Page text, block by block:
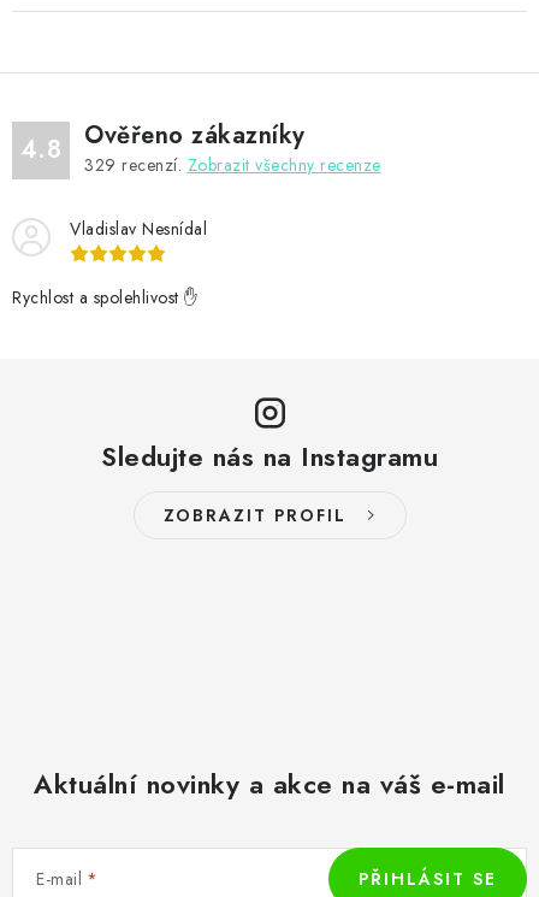
4.8 Ověřeno zákazníky
329 recenzí. Zobrazit všechny recenze
Vladislav Nesnídal
Rychlost a spolehlivost ✋
Sledujte nás na Instagramu
ZOBRAZIT PROFIL
Aktuální novinky a akce na váš e-mail
E-mail PŘIHLÁSIT SE